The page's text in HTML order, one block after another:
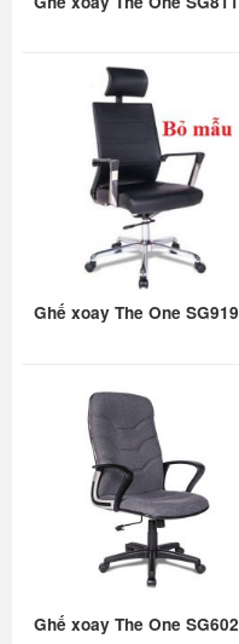
Ghế xoay The One SG919
Ghế xoay The One SG602